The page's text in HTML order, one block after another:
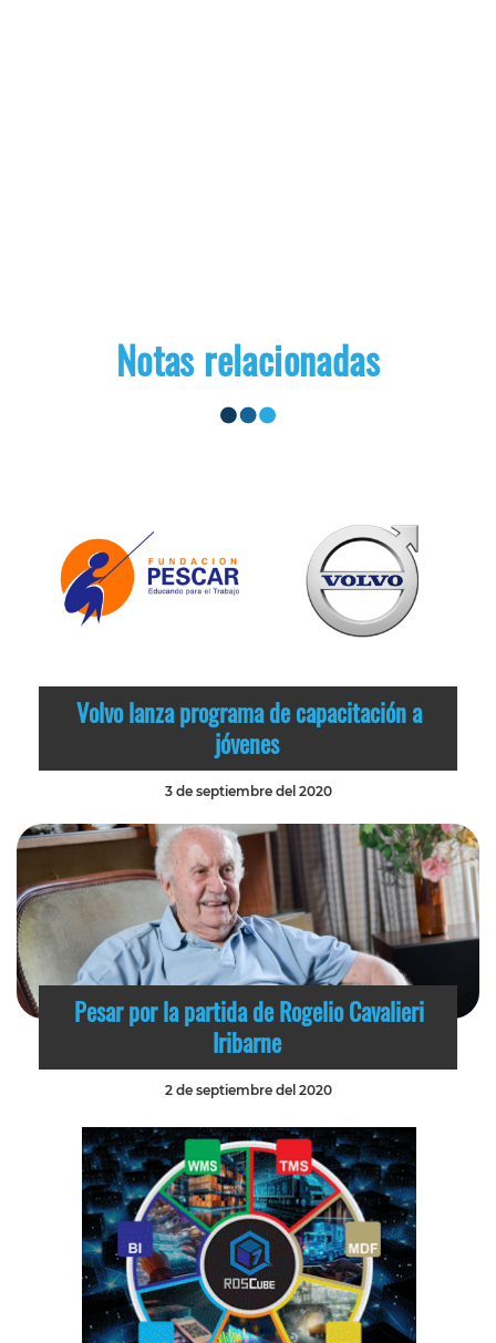
Notas relacionadas
Volvo lanza programa de capacitación a
jóvenes
3 de septiembre del 2020
Pesar por la partida de Rogelio Cavalieri
Iribarne
2 de septiembre del 2020